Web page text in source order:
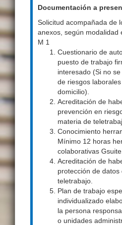
Documentación a
Solicitud acompañada de
anexos, según modalidad
M 1
Cuestionario de
puesto de trabajo
interesado (Si no
de riesgos
domicilio).
Acreditación de
prevención en
materia de
Conocimiento
Mínimo 12 horas
colaborativas Gsuite.
Acreditación de
protección de
teletrabajo.
Plan de trabajo
individualizado
la persona
o unidades